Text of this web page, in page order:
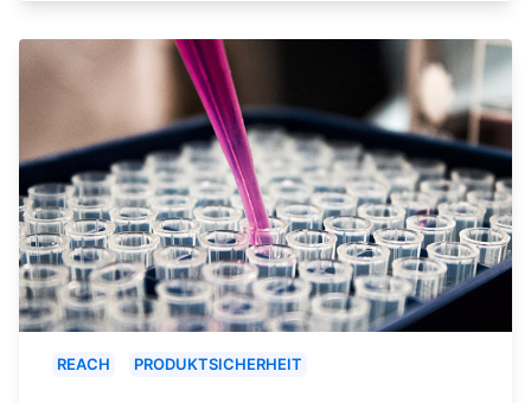
REACH PRODUKTSICHERHEIT